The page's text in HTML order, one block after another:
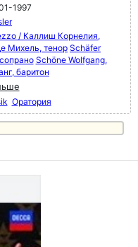
1997
/ Каллиш Корнелия,
Михель, тенорSchäfer
Schöne Wolfgang,
баритон
Оратория